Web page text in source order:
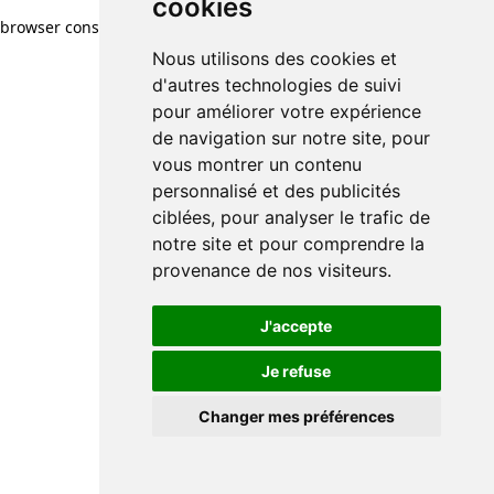
cookies
Nous utilisons des cookies et
d'autres technologies de suivi
pour améliorer votre expérience
de navigation sur notre site, pour
vous montrer un contenu
personnalisé et des publicités
ciblées, pour analyser le trafic de
notre site et pour comprendre la
provenance de nos visiteurs.
J'accepte
Je refuse
Changer mes préférences
browser console for more information)